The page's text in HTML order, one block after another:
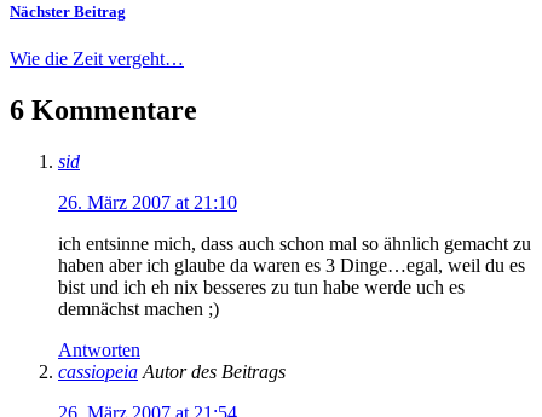
Nächster Beitrag
Wie die Zeit vergeht…
6 Kommentare
sid
26. März 2007 at 21:10
ich entsinne mich, dass auch schon mal so ähnlich gemacht zu
haben aber ich glaube da waren es 3 Dinge…egal, weil du es
bist und ich eh nix besseres zu tun habe werde uch es
demnächst machen ;)
Antworten
cassiopeia Autor des Beitrags
26. März 2007 at 21:54